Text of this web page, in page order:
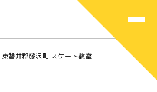
東磐井郡藤沢町 スケート教室